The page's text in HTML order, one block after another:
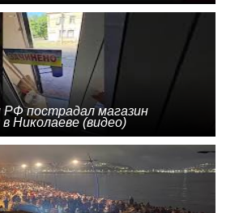
РФ пострадал магазин
Николаеве (видео)